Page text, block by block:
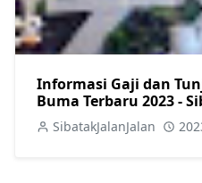
Informasi Gaji dan
Buma Terbaru 2023 -
SibatakJalanJalan